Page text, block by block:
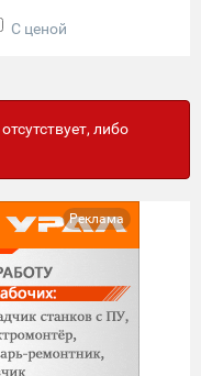
С ценой
отсутствует, либо
Реклама